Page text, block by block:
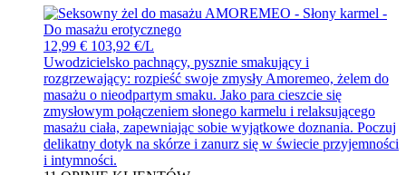
12,99 € 103,92 €/L
Uwodzicielsko pachnący, pysznie smakujący i
rozgrzewający: rozpieść swoje zmysły Amoremeo, żelem do
masażu o nieodpartym smaku. Jako para cieszcie się
zmysłowym połączeniem słonego karmelu i relaksującego
masażu ciała, zapewniając sobie wyjątkowe doznania. Poczuj
delikatny dotyk na skórze i zanurz się w świecie przyjemności
i intymności.